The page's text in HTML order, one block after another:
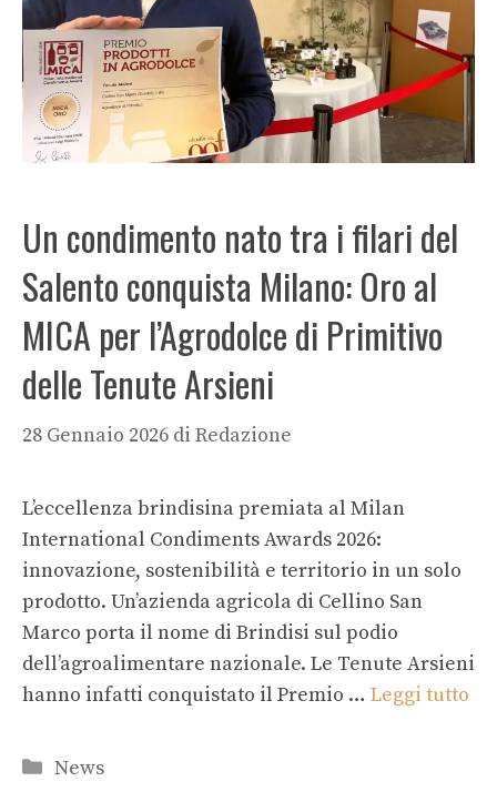
Un condimento nato tra i filari del
Salento conquista Milano: Oro al
MICA per l’Agrodolce di Primitivo
delle Tenute Arsieni
28 Gennaio 2026 di Redazione
L’eccellenza brindisina premiata al Milan
International Condiments Awards 2026:
innovazione, sostenibilità e territorio in un solo
prodotto. Un’azienda agricola di Cellino San
Marco porta il nome di Brindisi sul podio
dell’agroalimentare nazionale. Le Tenute Arsieni
hanno infatti conquistato il Premio … Leggi tutto
Categorie
News